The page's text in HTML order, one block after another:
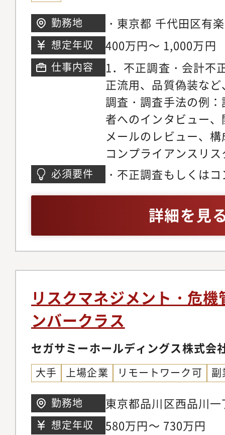
務を進めながら連続
いただきます。
勤務地
・東京都 千代田区有
ウン日比谷・大阪府
8番1号 梅田阪急ビ
想定年収 400万円～ 1,000万円
仕事内容
1．不正調査・会計不
正流用、品質偽装な
調査・調査手法の例
者へのインタビュー
メールのレビュー、
コンプライアンスリ
社の不正対策支援等
ル）対策など特定リ
対応支援・不正リス
グ、改善対応支援
クス）とは？EYの
国・5,000名以上の専
査やコンプライアン
ムです。・会計・法
バーセキュリティな
ロフェッショナルが
バルネットワークを
対応しています・事
時）まで幅広くサポ
門について】EY
必須要件
・不正調査もしくは
で主体的に課題解決
ある方・グローバル
詳細を見
リスクマネジメント・危
ンバークラス
セガサミーホールディングス株式会
大手 上場企業 リモートワーク可
勤務地
東京都品川区西品川
崎ガーデンタワー
想定年収 580万円～ 730万円